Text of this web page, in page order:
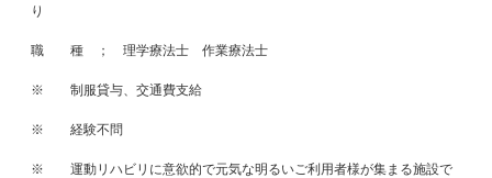
り
職　　種　；　理学療法士　作業療法士
※　　制服貸与、交通費支給
※　　経験不問
※　　運動リハビリに意欲的で元気な明るいご利用者様が集まる施設で